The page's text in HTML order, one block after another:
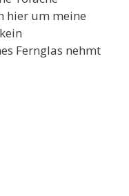
hier um meine
Fernglas nehmt